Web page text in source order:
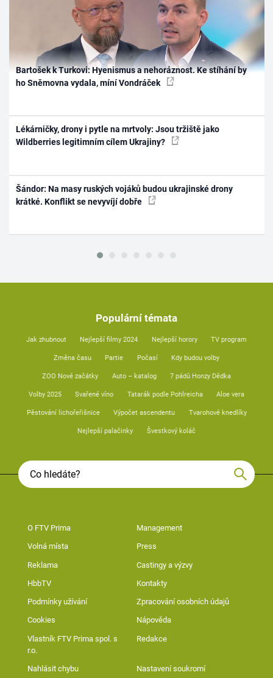
Bartošek k Turkovi: Hyenismus a nehoráznost. Ke stíhání by
ho Sněmovna vydala, míní Vondráček
Lékárničky, drony i pytle na mrtvoly: Jsou tržiště jako
Wildberries legitimním cílem Ukrajiny?
Šándor: Na masy ruských vojáků budou ukrajinské drony
krátké. Konflikt se nevyvíjí dobře
Populární témata
Jak zhubnout Nejlepší filmy 2024 Nejlepší horory TV program
Změna času Partie Počasí Kdy budou volby
ZOO Nové začátky Auto – katalog 7 pádů Honzy Dědka
Volby 2025 Svařené víno Tatarák podle Pohlreicha Aloe vera
Pěstování lichořeřišnice Výpočet ascendentu Tvarohové knedlíky
Nejlepší palačinky Švestkový koláč
O FTV Prima Management
Volná místa Press
Reklama Castingy a výzvy
HbbTV Kontakty
Podmínky užívání Zpracování osobních údajů
Cookies Nápověda
Vlastník FTV Prima spol. s
r.o.
Redakce
Nahlásit chybu Nastavení soukromí